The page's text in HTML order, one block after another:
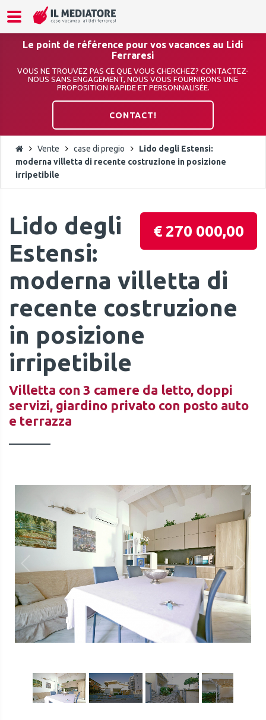
Le point de référence pour vos vacances au Lidi
Ferraresi
VOUS NE TROUVEZ PAS CE QUE VOUS CHERCHEZ? CONTACTEZ-
NOUS SANS ENGAGEMENT, NOUS VOUS FOURNIRONS UNE
PROPOSITION RAPIDE ET PERSONNALISÉE.
CONTACT!
Vente case di pregio
Lido degli Estensi:
moderna villetta di recente costruzione in posizione
irripetibile
€ 270 000,00
Lido degli
Estensi:
moderna villetta di
recente costruzione
in posizione
irripetibile
Villetta con 3 camere da letto, doppi
servizi, giardino privato con posto auto
e terrazza